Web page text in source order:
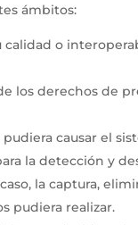
ámbitos:
calidad o
los derechos de
causar el
la detección y
la captura,
pudiera realizar.